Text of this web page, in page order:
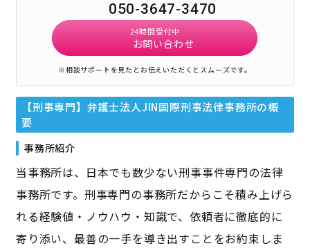
050-3647-3470
24時間受付中
お問い合わせ
※相談サポートを見たとお伝えいただくとスムーズです。
【刑事専門】弁護士法人JIN国際刑事法律事務所の概
要
事務所紹介
当事務所は、日本でも数少ない刑事事件専門の法律
事務所です。刑事専門の事務所だからこそ積み上げら
れる経験値・ノウハウ・知識で、依頼者に徹底的に
寄り添い、最善の一手を導き出すことをお約束しま